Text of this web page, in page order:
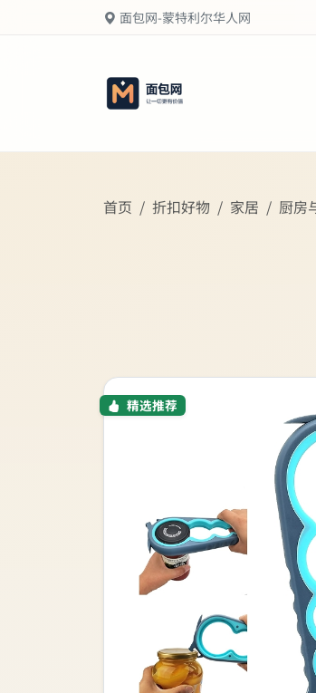
面包网-蒙特利尔华人网
首页 折扣好物 家居 厨房
精选推荐